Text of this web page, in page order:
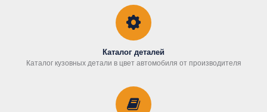
Каталог деталей
Каталог кузовных детали в цвет автомобиля от производителя